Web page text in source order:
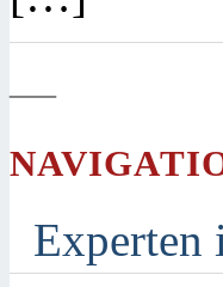
—
Experten